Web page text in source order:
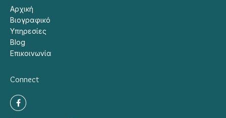
Αρχική
Βιογραφικό
Υπηρεσίες
Blog
Επικοινωνία
Connect